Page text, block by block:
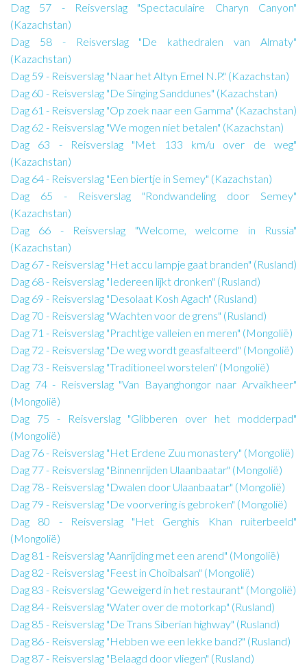
Dag 57 - Reisverslag "Spectaculaire Charyn Canyon"
(Kazachstan)
Dag 58 - Reisverslag "De kathedralen van Almaty"
(Kazachstan)
Dag 59 - Reisverslag "Naar het Altyn Emel N.P." (Kazachstan)
Dag 60 - Reisverslag "De Singing Sanddunes" (Kazachstan)
Dag 61 - Reisverslag "Op zoek naar een Gamma" (Kazachstan)
Dag 62 - Reisverslag "We mogen niet betalen" (Kazachstan)
Dag 63 - Reisverslag "Met 133 km/u over de weg"
(Kazachstan)
Dag 64 - Reisverslag "Een biertje in Semey" (Kazachstan)
Dag 65 - Reisverslag "Rondwandeling door Semey"
(Kazachstan)
Dag 66 - Reisverslag "Welcome, welcome in Russia"
(Kazachstan)
Dag 67 - Reisverslag "Het accu lampje gaat branden" (Rusland)
Dag 68 - Reisverslag "Iedereen lijkt dronken" (Rusland)
Dag 69 - Reisverslag "Desolaat Kosh Agach" (Rusland)
Dag 70 - Reisverslag "Wachten voor de grens" (Rusland)
Dag 71 - Reisverslag "Prachtige valleien en meren" (Mongolië)
Dag 72 - Reisverslag "De weg wordt geasfalteerd" (Mongolië)
Dag 73 - Reisverslag "Traditioneel worstelen" (Mongolië)
Dag 74 - Reisverslag "Van Bayanghongor naar Arvaikheer"
(Mongolië)
Dag 75 - Reisverslag "Glibberen over het modderpad"
(Mongolië)
Dag 76 - Reisverslag "Het Erdene Zuu monastery" (Mongolië)
Dag 77 - Reisverslag "Binnenrijden Ulaanbaatar" (Mongolië)
Dag 78 - Reisverslag "Dwalen door Ulaanbaatar" (Mongolië)
Dag 79 - Reisverslag "De voorvering is gebroken" (Mongolië)
Dag 80 - Reisverslag "Het Genghis Khan ruiterbeeld"
(Mongolië)
Dag 81 - Reisverslag "Aanrijding met een arend" (Mongolië)
Dag 82 - Reisverslag "Feest in Choibalsan" (Mongolië)
Dag 83 - Reisverslag "Geweigerd in het restaurant" (Mongolië)
Dag 84 - Reisverslag "Water over de motorkap" (Rusland)
Dag 85 - Reisverslag "De Trans Siberian highway" (Rusland)
Dag 86 - Reisverslag "Hebben we een lekke band?" (Rusland)
Dag 87 - Reisverslag "Belaagd door vliegen" (Rusland)